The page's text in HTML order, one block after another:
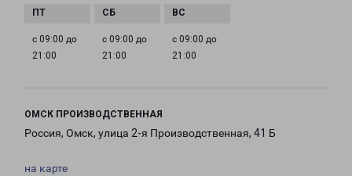
с 09:00 до
21:00
с 09:00 до
21:00
с 09:00 до
21:00
ОМСК ПРОИЗВОДСТВЕННАЯ
Россия, Омск, улица 2-я Производственная, 41 Б
на карте